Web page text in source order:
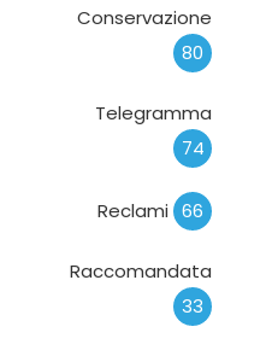
Conservazione
80
Telegramma
74
Reclami 66
Raccomandata
33